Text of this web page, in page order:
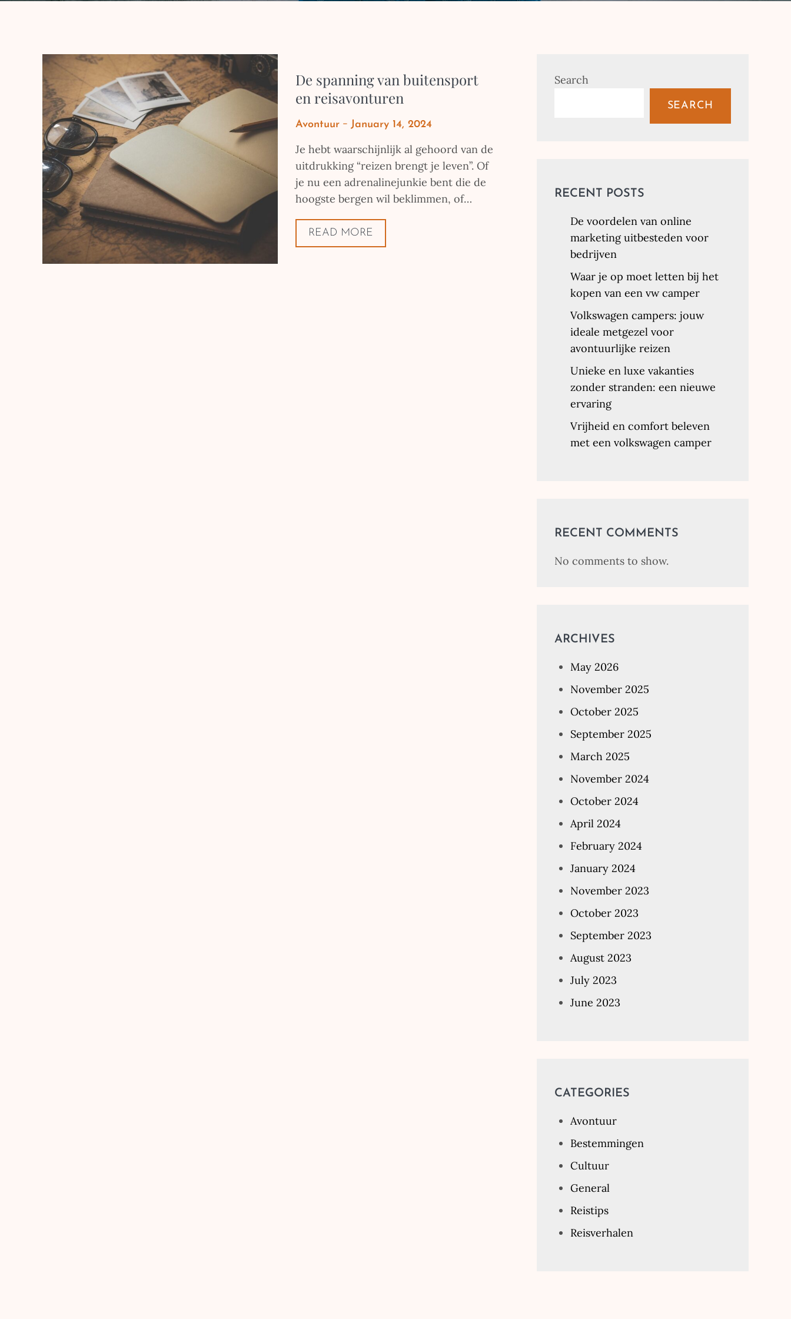
De spanning van buitensport
en reisavonturen
Avontuur
Posted
January 14, 2024
Je hebt waarschijnlijk al gehoord van de
uitdrukking “reizen brengt je leven”. Of
je nu een adrenalinejunkie bent die de
hoogste bergen wil beklimmen, of…
READ MORE
Search
SEARCH
RECENT POSTS
De voordelen van online
marketing uitbesteden voor
bedrijven
Waar je op moet letten bij het
kopen van een vw camper
Volkswagen campers: jouw
ideale metgezel voor
avontuurlijke reizen
Unieke en luxe vakanties
zonder stranden: een nieuwe
ervaring
Vrijheid en comfort beleven
met een volkswagen camper
RECENT COMMENTS
No comments to show.
ARCHIVES
May 2026
November 2025
October 2025
September 2025
March 2025
November 2024
October 2024
April 2024
February 2024
January 2024
November 2023
October 2023
September 2023
August 2023
July 2023
June 2023
CATEGORIES
Avontuur
Bestemmingen
Cultuur
General
Reistips
Reisverhalen